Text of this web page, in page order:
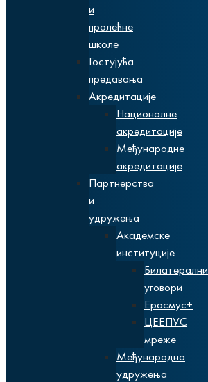
и
пролећне
школе
Гостујућа
предавања
Акредитације
Националне
акредитације
Међународне
акредитације
Партнерства
и
удружења
Академске
институције
Билатерални
уговори
Ерасмус+
ЦЕЕПУС
мреже
Међународна
удружења